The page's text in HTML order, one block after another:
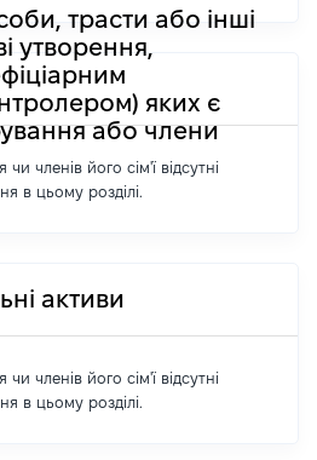
трасти або інші
утворення,
яких є
або члени
членів його сім'ї відсутні
в цьому розділі.
активи
членів його сім'ї відсутні
в цьому розділі.